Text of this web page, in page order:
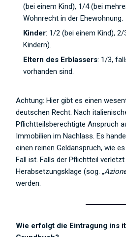
(bei einem Kind), 1/4 (bei
Wohnrecht in der Ehewohnung.
Kinder: 1/2 (bei einem Kind),
Kindern).
Eltern des Erblassers: 1/3,
vorhanden sind.
Achtung: Hier gibt es einen
deutschen Recht. Nach
Pflichtteilsberechtigte Anspruch
Immobilien im Nachlass. Es
einen reinen Geldanspruch, wie
Fall ist. Falls der Pflichtteil
Herabsetzungsklage (sog. „
werden.
Wie erfolgt die Eintragung ins